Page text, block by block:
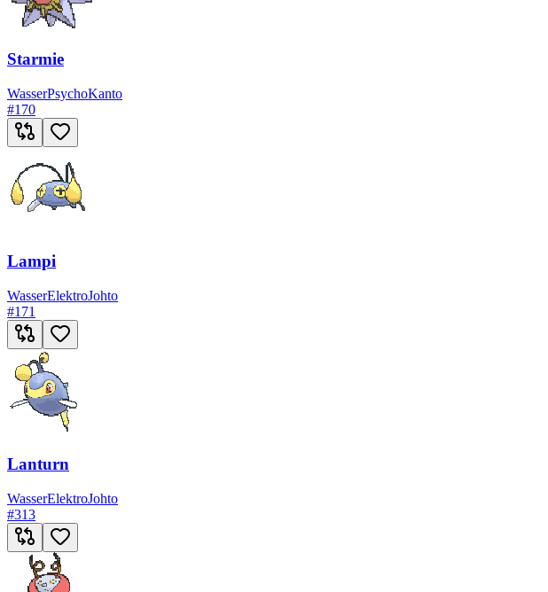
Starmie
WasserPsychoKanto
#170
Lampi
WasserElektroJohto
#171
Lanturn
WasserElektroJohto
#313